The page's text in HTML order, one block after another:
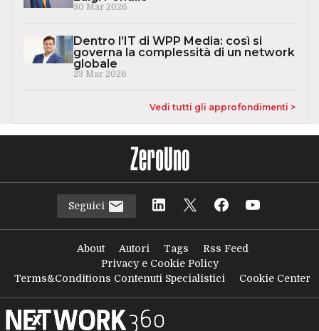
30 Mar 2026
Dentro l’IT di WPP Media: così si
governa la complessità di un network
globale
23 Mar 2026
Vedi tutti gli approfondimenti >
Seguici
About Autori Tags
Rss Feed
Privacy e Cookie Policy
Terms&Conditions Contenuti Specialistici
Cookie Center